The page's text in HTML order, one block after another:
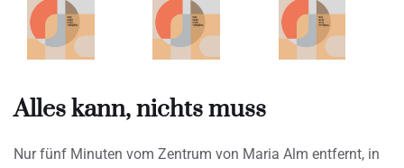
Alles kann, nichts muss
Nur fünf Minuten vom Zentrum von Maria Alm entfernt, in